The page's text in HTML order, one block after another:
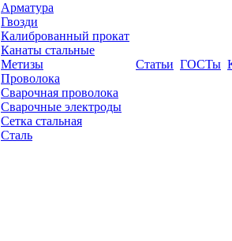
Арматура
Гвозди
Калиброванный прокат
Канаты стальные
Метизы
Проволока
Сварочная проволока
Сварочные электроды
Сетка стальная
Сталь
Статьи ГОСТы